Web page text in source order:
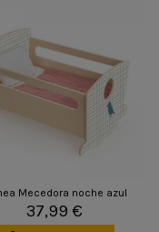
Mecedora noche azul
37,99 €